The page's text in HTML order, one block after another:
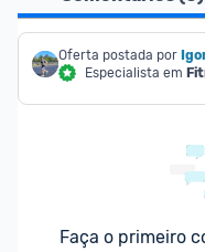
Oferta postada por
Especialista em
Faça o primeiro